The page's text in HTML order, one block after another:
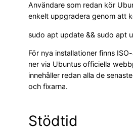
Användare som redan kör
enkelt uppgradera genom att
sudo apt update && sudo apt
För nya installationer finns
ner via Ubuntus officiella
innehåller redan alla de
och fixarna.
Stödtid